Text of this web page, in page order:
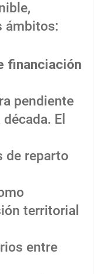
ámbitos:
financiación
pendiente
El
de reparto
territorial
entre